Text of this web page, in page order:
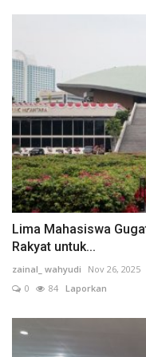
Lima Mahasiswa
Rakyat untuk...
zainal_ wahyudi Nov 26, 2025
0
84 Laporkan